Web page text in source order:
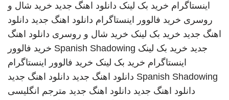
اینستاگرام خرید بک لینک دانلود اهنگ جدید خرید شال و
روسری خرید فالوور اینستاگرام دانلود اهنگ جدید دانلود
اهنگ جدید خرید بک لینک خرید شال و روسری دانلود اهنگ
جدید خرید بک لینک Spanish Shadowing خرید فالوور
اینستاگرام خرید بک لینک خرید فالوور اینستاگرام
Spanish Shadowing دانلود اهنگ جدید دانلود اهنگ جدید
دانلود اهنگ جدید دانلود اهنگ جدید مترجم انگلیسی